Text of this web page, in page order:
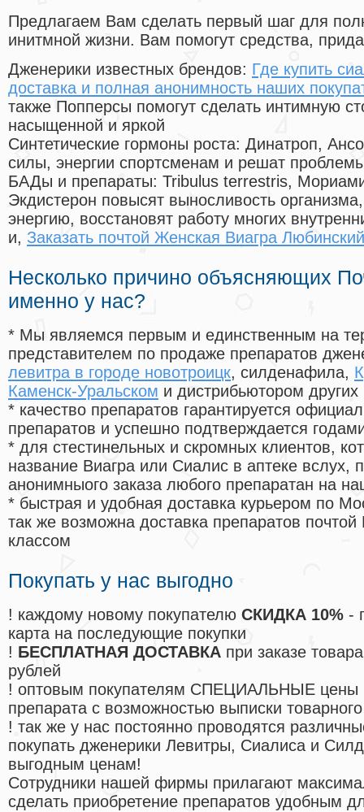
Предлагаем Вам сделать первый шаг для
инитмной жизни. Вам помогут средства,
Дженерики известных брендов: Где купить
доставка и полная анонимность наших
также Попперсы помогут сделать интимную
насыщенной и яркой
Синтетические гормоны роста: Динатроп,
силы, энергии спортсменам и решат
БАДы и препараты: Tribulus terrestris,
Экдистерон повысят выносливость
энергию, восстановят работу многих
и, Заказать почтой Женская Виагра Любинский
Несколько причино объясняющих
именно у нас?
* Мы являемся первым и единственным на
представителем по продаже препаратов
левитра в городе новотроицк, силденафила,
Каменск-Уральском и дистрибьютором
* качество препаратов гарантируется
препаратов и успешно подтверждается
* для стестинельных и скромных клиентов,
название Виагра или Сиалис в аптеке вслух,
анонимныого заказа любого препаратан на
* быстрая и удобная доставка курьером по
так же возможна доставка препаратов
классом
Покупать у нас выгодно
! каждому новому покупателю СКИДКА 10% -
карта на последующие покупки
! БЕСПЛАТНАЯ ДОСТАВКА при заказе
рублей
! оптовым покупателям СПЕЦИАЛЬНЫЕ цены
препарата с возможностью выписки
! так же у нас постоянно проводятся
покупать дженерики Левитры, Сиалиса и
выгодным ценам!
Cотрудники нашей фирмы прилагают
сделать приобретение препаратов удобным